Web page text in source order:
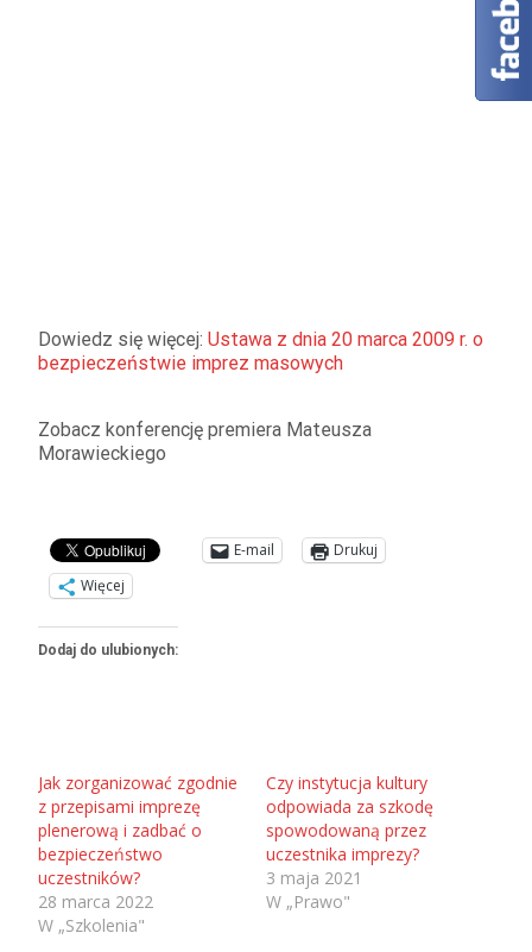
Dowiedz się więcej: Ustawa z dnia 20 marca 2009 r. o
bezpieczeństwie imprez masowych
Zobacz konferencję premiera Mateusza
Morawieckiego
E-mail
Drukuj
Więcej
Dodaj do ulubionych:
Jak zorganizować zgodnie
z przepisami imprezę
plenerową i zadbać o
bezpieczeństwo
uczestników?
28 marca 2022
W „Szkolenia"
Czy instytucja kultury
odpowiada za szkodę
spowodowaną przez
uczestnika imprezy?
3 maja 2021
W „Prawo"